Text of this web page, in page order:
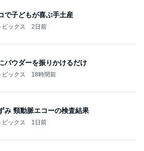
で子どもが喜ぶ手土産
ックス 2日前
パウダーを振りかけるだけ
ックス 18時間前
み 頸動脈エコーの検査結果
ックス 1日前